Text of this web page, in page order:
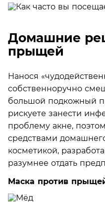
Домашние
прыщей
Нанося
собственноручно
большой подкожный
рискуете занести
проблему акне,
средствами
косметикой,
разумнее отдать
Маска против